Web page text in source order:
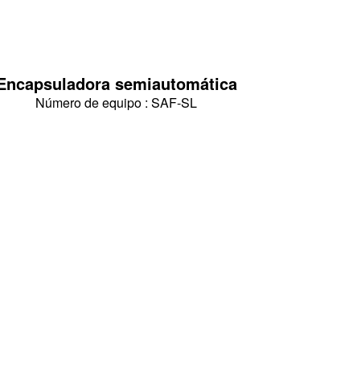
semiautomática
Número de equipo : SAF-SL